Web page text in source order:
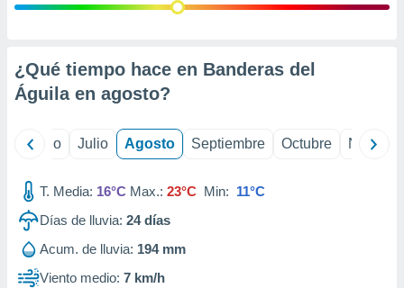
e
mediante
de
¿Qué tiempo hace en Banderas del
Águila en agosto?
Junio Julio Agosto Septiembre Octubre
T. Media: 16°C Max.: 23°C Min: 11°C
Días de lluvia: 24días
Acum. de lluvia: 194 mm
Viento medio: 7 km/h